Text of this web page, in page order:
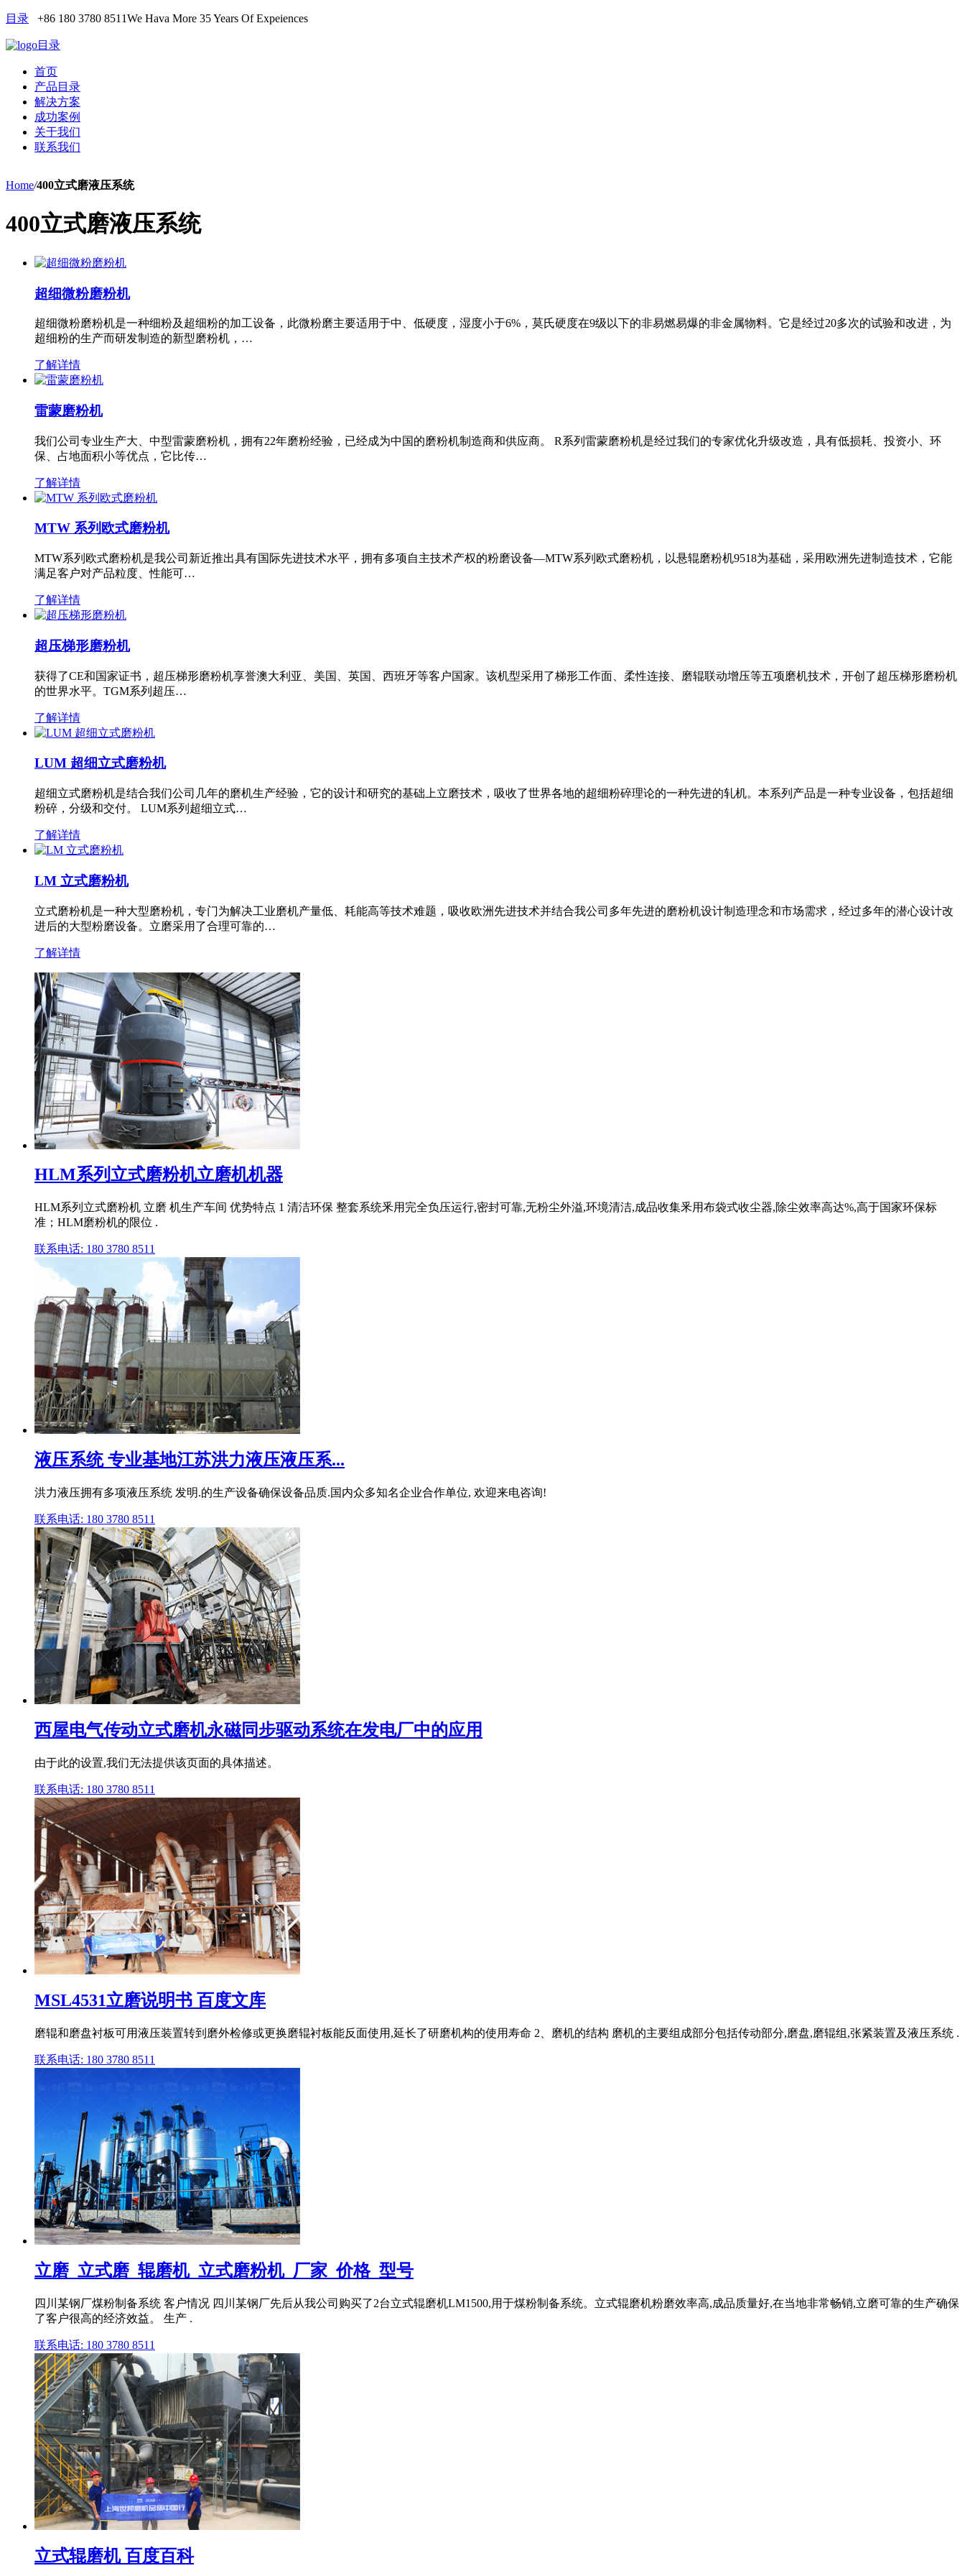
目录 +86 180 3780 8511We Hava More 35 Years Of Expeiences
目录
首页
产品目录
解决方案
成功案例
关于我们
联系我们
Home/400立式磨液压系统
400立式磨液压系统
超细微粉磨粉机
超细微粉磨粉机是一种细粉及超细粉的加工设备，此微粉磨主要适用于中、低硬度，湿度小于6%，莫氏硬度在9级以下的非易燃易爆的非金属物料。它是经过20多次的试验和改进，为
超细粉的生产而研发制造的新型磨粉机，…
了解详情
雷蒙磨粉机
我们公司专业生产大、中型雷蒙磨粉机，拥有22年磨粉经验，已经成为中国的磨粉机制造商和供应商。 R系列雷蒙磨粉机是经过我们的专家优化升级改造，具有低损耗、投资小、环
保、占地面积小等优点，它比传…
了解详情
MTW 系列欧式磨粉机
MTW系列欧式磨粉机是我公司新近推出具有国际先进技术水平，拥有多项自主技术产权的粉磨设备—MTW系列欧式磨粉机，以悬辊磨粉机9518为基础，采用欧洲先进制造技术，它能
满足客户对产品粒度、性能可…
了解详情
超压梯形磨粉机
获得了CE和国家证书，超压梯形磨粉机享誉澳大利亚、美国、英国、西班牙等客户国家。该机型采用了梯形工作面、柔性连接、磨辊联动增压等五项磨机技术，开创了超压梯形磨粉机
的世界水平。TGM系列超压…
了解详情
LUM 超细立式磨粉机
超细立式磨粉机是结合我们公司几年的磨机生产经验，它的设计和研究的基础上立磨技术，吸收了世界各地的超细粉碎理论的一种先进的轧机。本系列产品是一种专业设备，包括超细
粉碎，分级和交付。 LUM系列超细立式…
了解详情
LM 立式磨粉机
立式磨粉机是一种大型磨粉机，专门为解决工业磨机产量低、耗能高等技术难题，吸收欧洲先进技术并结合我公司多年先进的磨粉机设计制造理念和市场需求，经过多年的潜心设计改
进后的大型粉磨设备。立磨采用了合理可靠的…
了解详情
HLM系列立式磨粉机立磨机机器
HLM系列立式磨粉机 立磨 机生产车间 优势特点 1 清洁环保 整套系统釆用完全负压运行,密封可靠,无粉尘外溢,环境清洁,成品收集釆用布袋式收尘器,除尘效率高达%,高于国家环保标
准；HLM磨粉机的限位 .
联系电话: 180 3780 8511
液压系统 专业基地江苏洪力液压液压系...
洪力液压拥有多项液压系统 发明.的生产设备确保设备品质.国内众多知名企业合作单位, 欢迎来电咨询!
联系电话: 180 3780 8511
西屋电气传动立式磨机永磁同步驱动系统在发电厂中的应用
由于此的设置,我们无法提供该页面的具体描述。
联系电话: 180 3780 8511
MSL4531立磨说明书 百度文库
磨辊和磨盘衬板可用液压装置转到磨外检修或更换磨辊衬板能反面使用,延长了研磨机构的使用寿命 2、磨机的结构 磨机的主要组成部分包括传动部分,磨盘,磨辊组,张紧装置及液压系统 .
联系电话: 180 3780 8511
立磨_立式磨_辊磨机_立式磨粉机_厂家_价格_型号
四川某钢厂煤粉制备系统 客户情况 四川某钢厂先后从我公司购买了2台立式辊磨机LM1500,用于煤粉制备系统。立式辊磨机粉磨效率高,成品质量好,在当地非常畅销,立磨可靠的生产确保
了客户很高的经济效益。 生产 .
联系电话: 180 3780 8511
立式辊磨机 百度百科